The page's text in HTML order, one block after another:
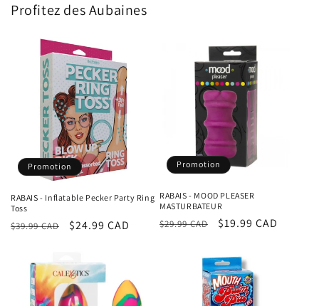
Profitez des Aubaines
Promotion
RABAIS - Inflatable Pecker Party Ring
Toss
Prix
$39.99 CAD
Prix
$24.99 CAD
Promotion
RABAIS - MOOD PLEASER
MASTURBATEUR
Prix
$29.99 CAD
Prix
$19.99 CAD